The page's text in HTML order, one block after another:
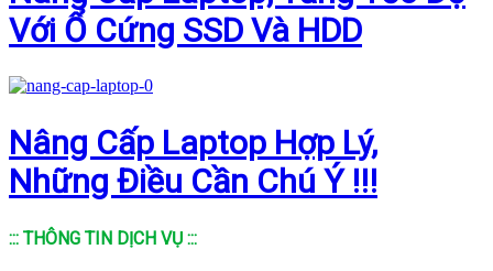
Với Ổ Cứng SSD Và HDD
Nâng Cấp Laptop Hợp Lý,
Những Điều Cần Chú Ý !!!
::: THÔNG TIN DỊCH VỤ :::